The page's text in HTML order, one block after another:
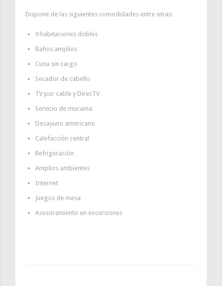
Dispone de las siguientes comodidades entre otras:
9 habitaciones dobles
Baños amplios
Cuna sin cargo
Secador de cabello
TV por cable y DirecTV
Servicio de mucama
Desayuno americano
Calefacción central
Refrigeración
Amplios ambientes
Internet
Juegos de mesa
Asesoramiento en excursiones